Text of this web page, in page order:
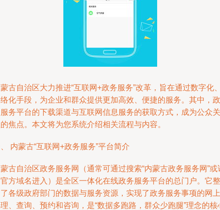
古自治区大力推进“互联网+政务服务”改革，旨在通过数字化
化手段，为企业和群众提供更加高效、便捷的服务。其中，政
务平台的下载渠道与互联网信息服务的获取方式，成为公众关
焦点。本文将为您系统介绍相关流程与内容。
内蒙古“互联网+政务服务”平台简介
古自治区政务服务网（通常可通过搜索“内蒙古政务服务网”或
方域名进入）是全区一体化在线政务服务平台的总门户。它整
各级政府部门的数据与服务资源，实现了政务服务事项的网上
、查询、预约和咨询，是“数据多跑路，群众少跑腿”理念的核